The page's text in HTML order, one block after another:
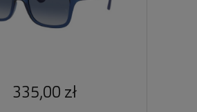
335,00 zł